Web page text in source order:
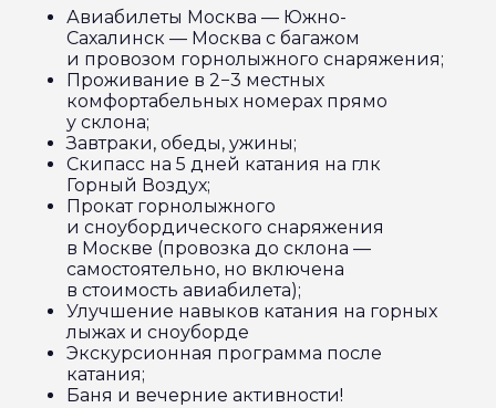
Авиабилеты Москва — Южно-
Сахалинск — Москва с багажом
и провозом горнолыжного снаряжения;
Проживание в 2−3 местных
комфортабельных номерах прямо
у склона;
Завтраки, обеды, ужины;
Скипасс на 5 дней катания на глк
Горный Воздух;
Прокат горнолыжного
и сноубордического снаряжения
в Москве (провозка до склона —
самостоятельно, но включена
в стоимость авиабилета);
Улучшение навыков катания на горных
лыжах и сноуборде
Экскурсионная программа после
катания;
Баня и вечерние активности!